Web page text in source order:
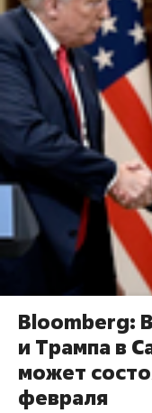
Bloomberg:
и Трампа в
может
февраля